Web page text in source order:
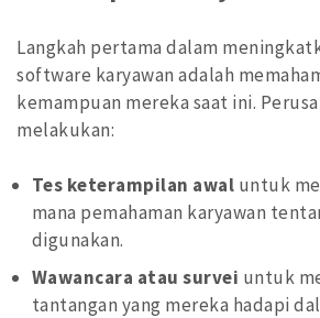
Langkah pertama dalam
software karyawan adalah
kemampuan mereka saat ini.
melakukan:
Tes keterampilan awal untuk
mana pemahaman karyawan
digunakan.
Wawancara atau survei untuk
tantangan yang mereka hadapi